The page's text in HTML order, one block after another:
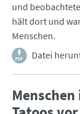
und
hält dort und
Menschen.
Datei